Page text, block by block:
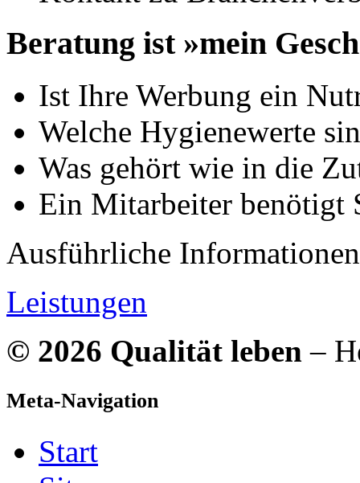
Beratung ist »mein
Ist Ihre Werbung ein
Welche Hygienewerte
Was gehört wie in die
Ein Mitarbeiter benötigt
Ausführliche
Leistungen
© 2026 Qualität leben –
Meta-Navigation
Start